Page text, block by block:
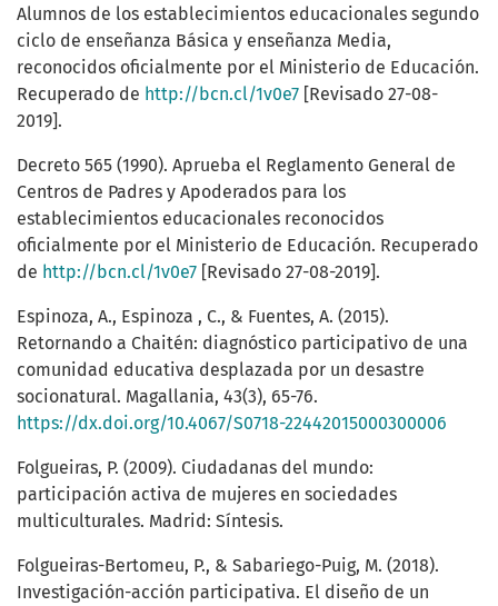
Alumnos de los establecimientos educacionales segundo
ciclo de enseñanza Básica y enseñanza Media,
reconocidos oficialmente por el Ministerio de Educación.
Recuperado de http://bcn.cl/1v0e7 [Revisado 27-08-
2019].
Decreto 565 (1990). Aprueba el Reglamento General de
Centros de Padres y Apoderados para los
establecimientos educacionales reconocidos
oficialmente por el Ministerio de Educación. Recuperado
de http://bcn.cl/1v0e7 [Revisado 27-08-2019].
Espinoza, A., Espinoza , C., & Fuentes, A. (2015).
Retornando a Chaitén: diagnóstico participativo de una
comunidad educativa desplazada por un desastre
socionatural. Magallania, 43(3), 65-76.
https://dx.doi.org/10.4067/S0718-22442015000300006
Folgueiras, P. (2009). Ciudadanas del mundo:
participación activa de mujeres en sociedades
multiculturales. Madrid: Síntesis.
Folgueiras-Bertomeu, P., & Sabariego-Puig, M. (2018).
Investigación-acción participativa. El diseño de un